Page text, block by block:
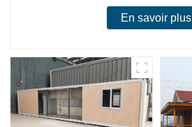
En savoir plus